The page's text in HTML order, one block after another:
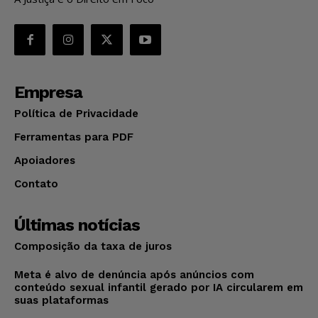
Empresa
Política de Privacidade
Ferramentas para PDF
Apoiadores
Contato
Últimas notícias
Composição da taxa de juros
Meta é alvo de denúncia após anúncios com
conteúdo sexual infantil gerado por IA circularem em
suas plataformas